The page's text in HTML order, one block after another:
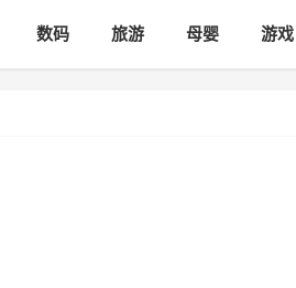
数码 旅游 母婴 游戏